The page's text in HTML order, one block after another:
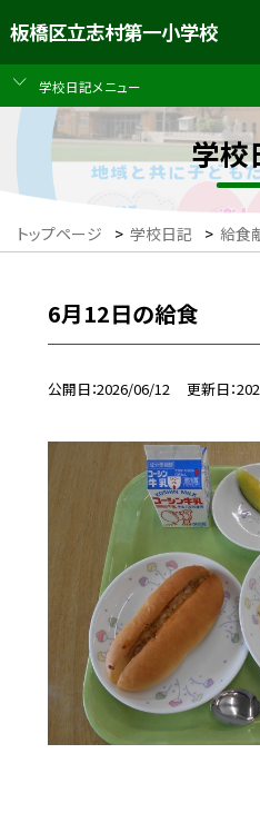
板橋区立志村第一小学校
学校日記メニュー
学校
トップページ > 学校日記 > 給食
6月12日の給食
公開日 2026/06/12 更新日